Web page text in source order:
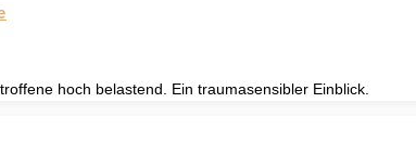
hoch belastend. Ein traumasensibler Einblick.